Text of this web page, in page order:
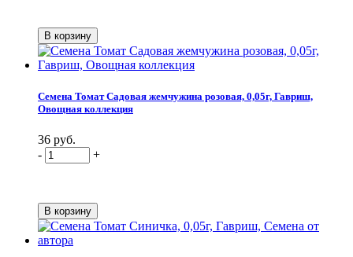
Семена Томат Садовая жемчужина розовая, 0,05г, Гавриш,
Овощная коллекция
36 руб.
-
+